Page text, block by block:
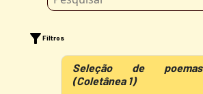
Filtros
Seleção de poemas
(Coletânea 1)